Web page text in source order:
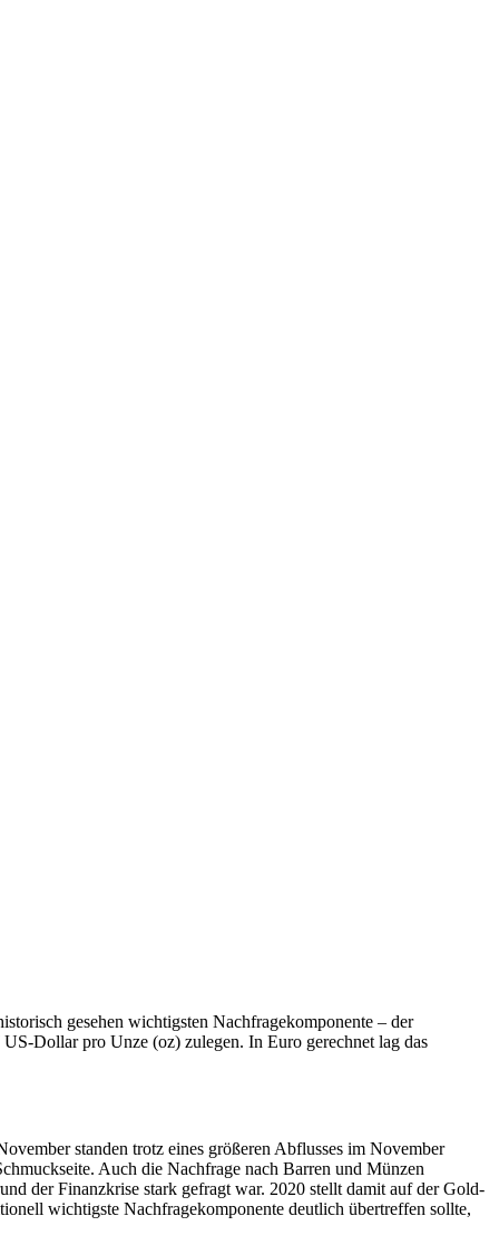
gesehen wichtigsten Nachfragekomponente – der
Dollar pro Unze (oz) zulegen. In Euro gerechnet lag das
standen trotz eines größeren Abflusses im November
Auch die Nachfrage nach Barren und Münzen
der Finanzkrise stark gefragt war. 2020 stellt damit auf der Gold-
wichtigste Nachfragekomponente deutlich übertreffen sollte,